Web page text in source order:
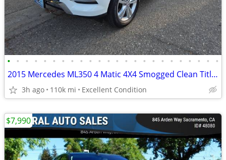
• • • • • • • • • • • • • • • • • • • • • • • •
2015 Mercedes ML350 4 Matic 4X4 Smogged Clean Title No Accidents
3h ago 110k mi Excellent Condition
$7,990